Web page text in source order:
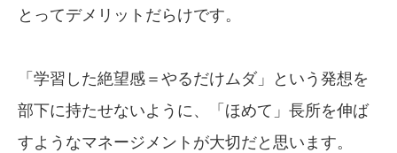
とってデメリットだらけです。
「学習した絶望感＝やるだけムダ」という発想を
部下に持たせないように、「ほめて」長所を伸ば
すようなマネージメントが大切だと思います。